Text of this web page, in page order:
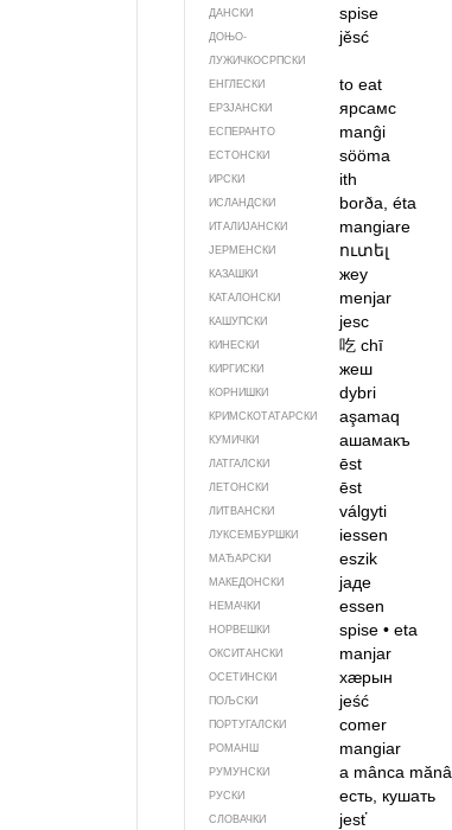
ДАНСКИ spise
ДОЊО­
ЛУЖИЧКОСРПСКИ
jěsć
ЕНГЛЕСКИ to eat
ЕРЗЈАНСКИ ярсамс
ЕСПЕРАНТО manĝi
ЕСТОНСКИ sööma
ИРСКИ ith
ИСЛАНДСКИ borða, éta
ИТАЛИЈАНСКИ mangiare
ЈЕРМЕНСКИ ուտել
КАЗАШКИ жеу
КАТАЛОНСКИ menjar
КАШУПСКИ jesc
КИНЕСКИ 吃chī
КИРГИСКИ жеш
КОРНИШКИ dybri
КРИМСКОТАТАРСКИ aşamaq
КУМИЧКИ ашамакъ
ЛАТГАЛСКИ ēst
ЛЕТОНСКИ ēst
ЛИТВАНСКИ válgyti
ЛУКСЕМБУРШКИ iessen
МАЂАРСКИ eszik
МАКЕДОНСКИ јаде
НЕМАЧКИ essen
НОРВЕШКИ spise• eta
ОКСИТАНСКИ manjar
ОСЕТИНСКИ хӕрын
ПОЉСКИ jeść
ПОРТУГАЛСКИ comer
РОМАНШ mangiar
РУМУНСКИ a mânca
РУСКИ есть, кушать
СЛОВАЧКИ jesť